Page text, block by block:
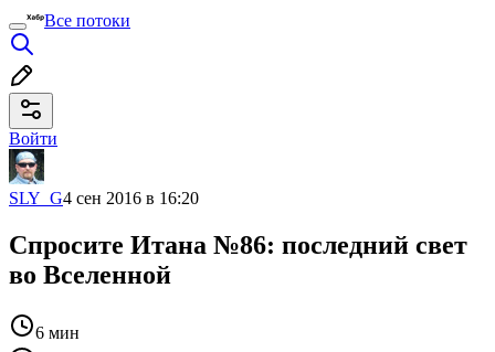
Все потоки
Войти
SLY_G4 сен 2016 в 16:20
Спросите Итана №86: последний свет
во Вселенной
6 мин